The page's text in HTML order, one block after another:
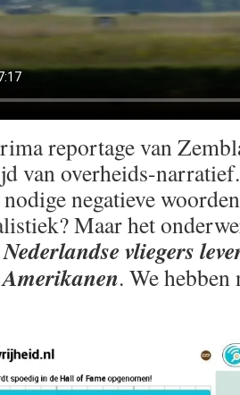
reportage van
van overheids-
negatieve
Maar het
Nederlandse vliegers
. We